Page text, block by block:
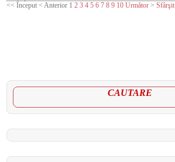
<<Început <Anterior 1 2 3 4 5 6 7 8 9 10 Următor >Sfârşit
CAUTARE